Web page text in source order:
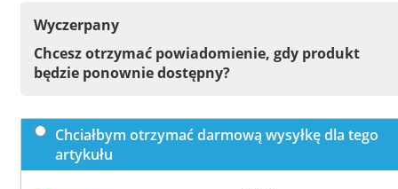
Wyczerpany
Chcesz otrzymać powiadomienie, gdy produkt
będzie ponownie dostępny?
Chciałbym otrzymać darmową wysyłkę dla tego
artykułu